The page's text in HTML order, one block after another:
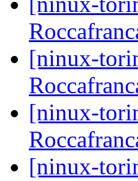
[ninux-
[ninux-
[ninux-